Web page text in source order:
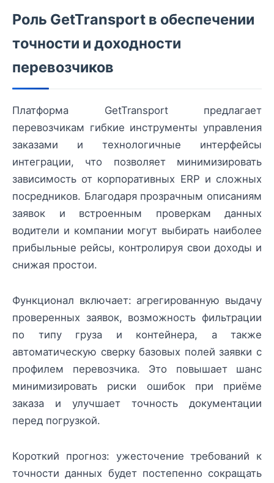
Роль GetTransport в обеспечении
точности и доходности
перевозчиков
Платформа GetTransport предлагает
перевозчикам гибкие инструменты управления
заказами и технологичные интерфейсы
интеграции, что позволяет минимизировать
зависимость от корпоративных ERP и сложных
посредников. Благодаря прозрачным описаниям
заявок и встроенным проверкам данных
водители и компании могут выбирать наиболее
прибыльные рейсы, контролируя свои доходы и
снижая простои.
Функционал включает: агрегированную выдачу
проверенных заявок, возможность фильтрации
по типу груза и контейнера, а также
автоматическую сверку базовых полей заявки с
профилем перевозчика. Это повышает шанс
минимизировать риски ошибок при приёме
заказа и улучшает точность документации
перед погрузкой.
Короткий прогноз: ужесточение требований к
точности данных будет постепенно сокращать